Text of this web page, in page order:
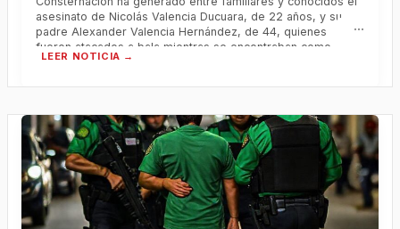
asesinato de Nicolás Valencia Ducuara, de 22 años, y su
padre Alexander Valencia Hernández, de 44, quienes
fueron atacados a bala mientras se encontraban como
turistas en el sector de La Bocana, zona isleña de